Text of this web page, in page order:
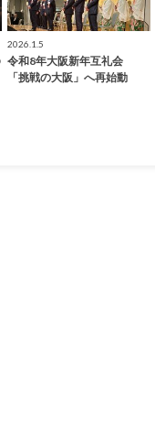
2026.1.5
令和8年大阪新年互礼会
「挑戦の大阪」へ再始動